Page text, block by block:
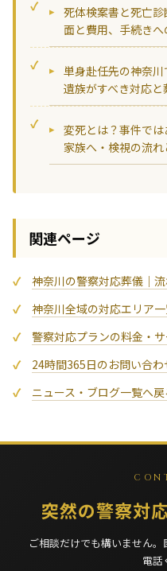
死体検案書と死亡
面と費用、手続き
単身赴任先の神奈
遺族がすべき対応
変死とは？事件で
家族へ・検視の流れ
関連ページ
神奈川の警察対応葬儀｜
神奈川全域の対応エリア
警察対応プランの料金・
24時間365日のお問い合わ
ニュース・ブログ一覧へ戻
突然の警察対
ご相談だけでも構いません
電話